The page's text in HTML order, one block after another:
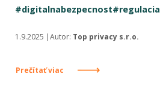
#digitalnabezpecnost#regulacia
1.9.2025 |Autor: Top privacy s.r.o.
Prečítať viac